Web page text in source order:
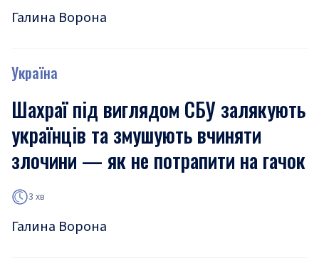
Галина Ворона
Україна
Шахраї під виглядом СБУ залякують
українців та змушують вчиняти
злочини — як не потрапити на гачок
3 хв
Галина Ворона